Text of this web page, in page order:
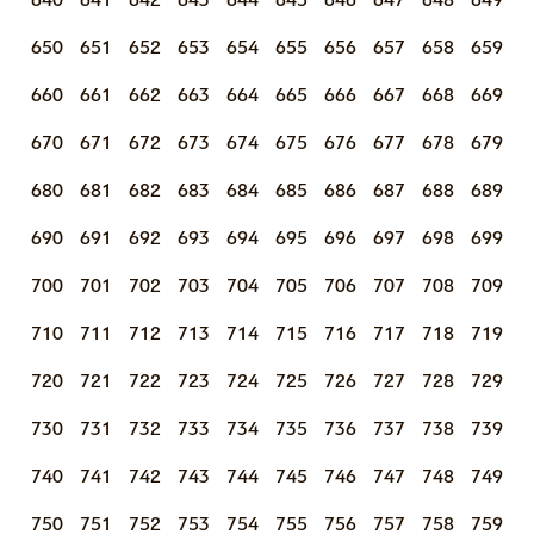
650 651 652 653 654 655 656 657 658 659
660 661 662 663 664 665 666 667 668 669
670 671 672 673 674 675 676 677 678 679
680 681 682 683 684 685 686 687 688 689
690 691 692 693 694 695 696 697 698 699
700 701 702 703 704 705 706 707 708 709
710 711 712 713 714 715 716 717 718 719
720 721 722 723 724 725 726 727 728 729
730 731 732 733 734 735 736 737 738 739
740 741 742 743 744 745 746 747 748 749
750 751 752 753 754 755 756 757 758 759